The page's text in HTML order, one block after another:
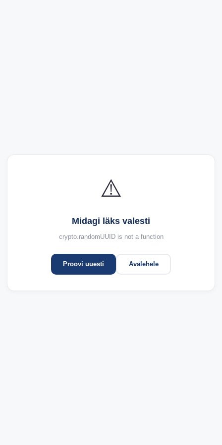
⚠️
Midagi läks valesti
crypto.randomUUID is not a function
Proovi uuesti Avalehele